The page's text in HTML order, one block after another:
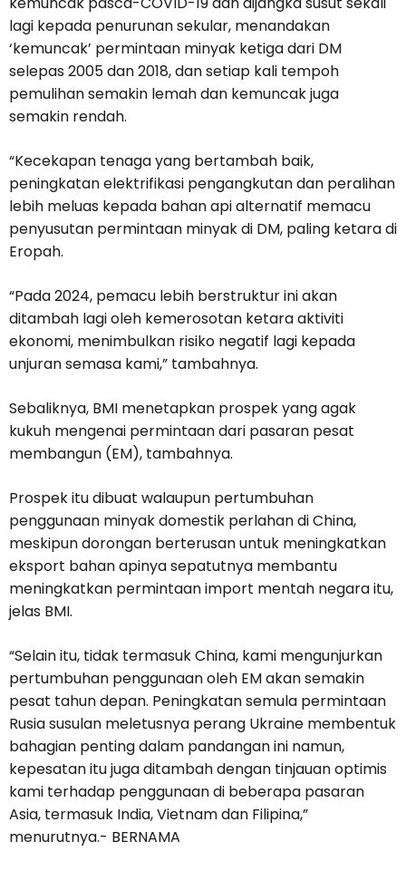
lagi kepada penurunan sekular, menandakan
‘kemuncak’ permintaan minyak ketiga dari DM
selepas 2005 dan 2018, dan setiap kali tempoh
pemulihan semakin lemah dan kemuncak juga
semakin rendah.
“Kecekapan tenaga yang bertambah baik,
peningkatan elektrifikasi pengangkutan dan peralihan
lebih meluas kepada bahan api alternatif memacu
penyusutan permintaan minyak di DM, paling ketara di
Eropah.
“Pada 2024, pemacu lebih berstruktur ini akan
ditambah lagi oleh kemerosotan ketara aktiviti
ekonomi, menimbulkan risiko negatif lagi kepada
unjuran semasa kami,” tambahnya.
Sebaliknya, BMI menetapkan prospek yang agak
kukuh mengenai permintaan dari pasaran pesat
membangun (EM), tambahnya.
Prospek itu dibuat walaupun pertumbuhan
penggunaan minyak domestik perlahan di China,
meskipun dorongan berterusan untuk meningkatkan
eksport bahan apinya sepatutnya membantu
meningkatkan permintaan import mentah negara itu,
jelas BMI.
“Selain itu, tidak termasuk China, kami mengunjurkan
pertumbuhan penggunaan oleh EM akan semakin
pesat tahun depan. Peningkatan semula permintaan
Rusia susulan meletusnya perang Ukraine membentuk
bahagian penting dalam pandangan ini namun,
kepesatan itu juga ditambah dengan tinjauan optimis
kami terhadap penggunaan di beberapa pasaran
Asia, termasuk India, Vietnam dan Filipina,”
menurutnya.- BERNAMA